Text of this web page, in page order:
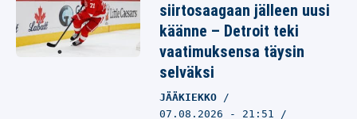
siirtosaagaan jälleen uusi
käänne – Detroit teki
vaatimuksensa täysin
selväksi
JÄÄKIEKKO
07.08.2026 - 21:51